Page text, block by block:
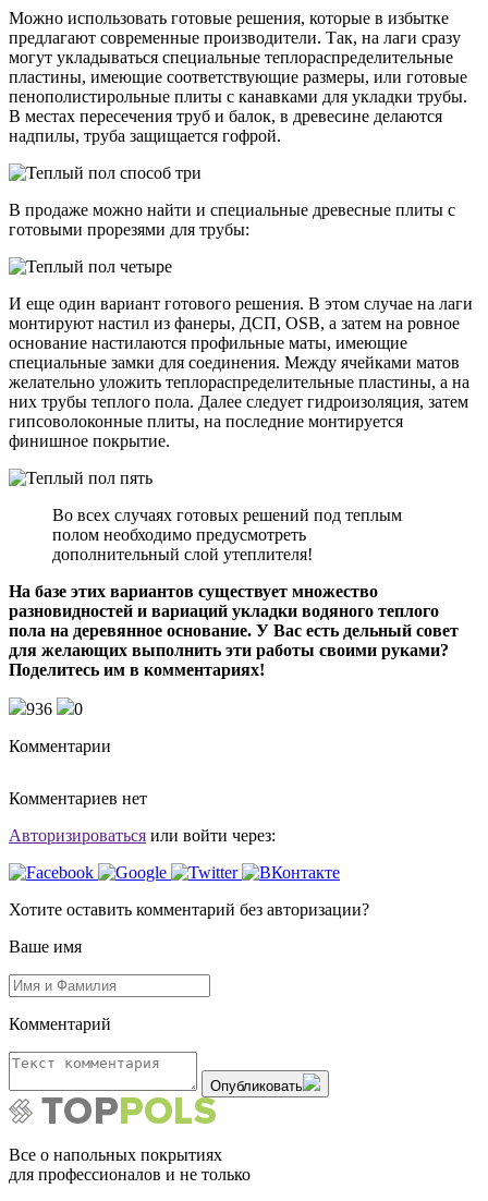
Можно использовать готовые решения, которые в избытке
предлагают современные производители. Так, на лаги сразу
могут укладываться специальные теплораспределительные
пластины, имеющие соответствующие размеры, или готовые
пенополистирольные плиты с канавками для укладки трубы.
В местах пересечения труб и балок, в древесине делаются
надпилы, труба защищается гофрой.
В продаже можно найти и специальные древесные плиты с
готовыми прорезями для трубы:
И еще один вариант готового решения. В этом случае на лаги
монтируют настил из фанеры, ДСП, OSB, а затем на ровное
основание настилаются профильные маты, имеющие
специальные замки для соединения. Между ячейками матов
желательно уложить теплораспределительные пластины, а на
них трубы теплого пола. Далее следует гидроизоляция, затем
гипсоволоконные плиты, на последние монтируется
финишное покрытие.
Во всех случаях готовых решений под теплым
полом необходимо предусмотреть
дополнительный слой утеплителя!
На базе этих вариантов существует множество
разновидностей и вариаций укладки водяного теплого
пола на деревянное основание. У Вас есть дельный совет
для желающих выполнить эти работы своими руками?
Поделитесь им в комментариях!
936
0
Комментарии
Комментариев нет
Авторизироваться или войти через:
Хотите оставить комментарий без авторизации?
Ваше имя
Комментарий
Опубликовать
Все о напольных покрытиях
для профессионалов и не только